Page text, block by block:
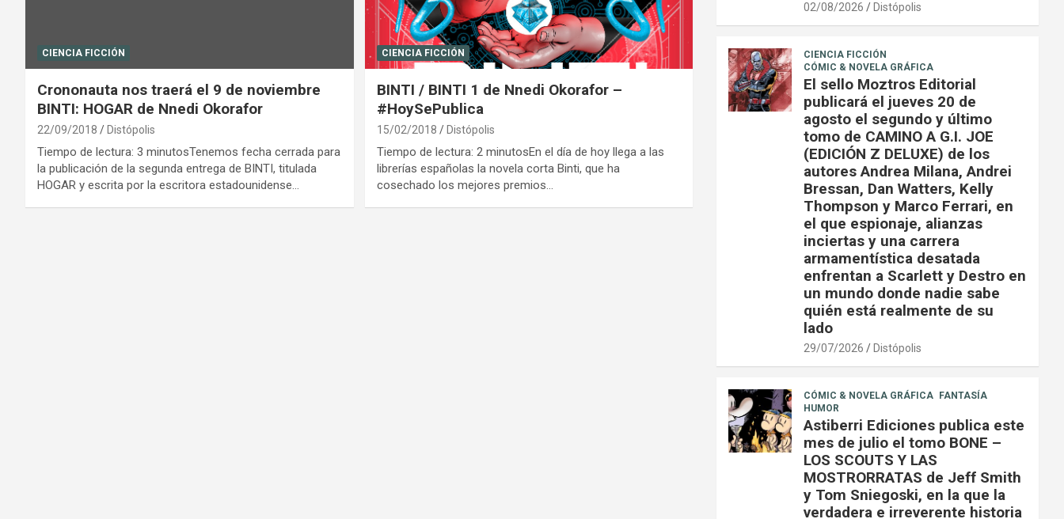
CIENCIA FICCIÓN
Crononauta nos traerá el 9 de noviembre
BINTI: HOGAR de Nnedi Okorafor
22/09/2018 Distópolis
Tiempo de lectura: 3 minutosTenemos fecha cerrada para
la publicación de la segunda entrega de BINTI, titulada
HOGAR y escrita por la escritora estadounidense…
CIENCIA FICCIÓN
BINTI / BINTI 1 de Nnedi Okorafor –
#HoySePublica
15/02/2018 Distópolis
Tiempo de lectura: 2 minutosEn el día de hoy llega a las
librerías españolas la novela corta Binti, que ha
cosechado los mejores premios…
02/08/2026 Distópolis
CIENCIA FICCIÓN
CÓMIC & NOVELA GRÁFICA
El sello Moztros Editorial
publicará el jueves 20 de
agosto el segundo y último
tomo de CAMINO A G.I. JOE
(EDICIÓN Z DELUXE) de los
autores Andrea Milana, Andrei
Bressan, Dan Watters, Kelly
Thompson y Marco Ferrari, en
el que espionaje, alianzas
inciertas y una carrera
armamentística desatada
enfrentan a Scarlett y Destro en
un mundo donde nadie sabe
quién está realmente de su
lado
29/07/2026 Distópolis
CÓMIC & NOVELA GRÁFICA
FANTASÍA
HUMOR
Astiberri Ediciones publica este
mes de julio el tomo BONE –
LOS SCOUTS Y LAS
MOSTRORRATAS de Jeff Smith
y Tom Sniegoski, en la que la
verdadera e irreverente historia